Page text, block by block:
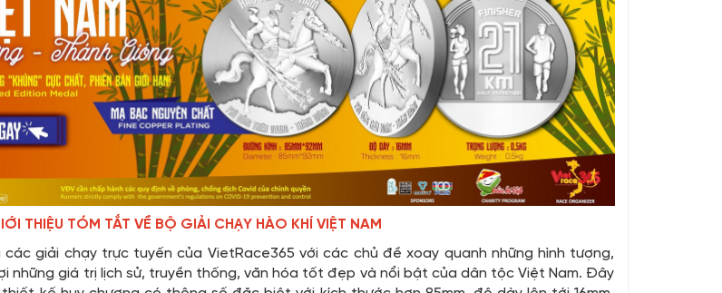
THIỆU TÓM TẮT VỀ BỘ GIẢI CHẠY HÀO KHÍ VIỆT NAM
các giải chạy trực tuyến của VietRace365 với các chủ đề xoay quanh những hình tượng,
những giá trị lịch sử, truyền thống, văn hóa tốt đẹp và nổi bật của dân tộc Việt Nam. Đây